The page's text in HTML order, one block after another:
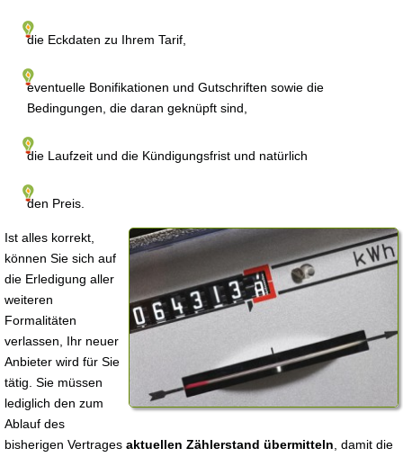
die Eckdaten zu Ihrem Tarif,
eventuelle Bonifikationen und Gutschriften sowie die
Bedingungen, die daran geknüpft sind,
die Laufzeit und die Kündigungsfrist und natürlich
den Preis.
Ist alles korrekt,
können Sie sich auf
die Erledigung aller
weiteren
Formalitäten
verlassen, Ihr neuer
Anbieter wird für Sie
tätig. Sie müssen
lediglich den zum
Ablauf des
bisherigen Vertrages aktuellen Zählerstand übermitteln , damit die